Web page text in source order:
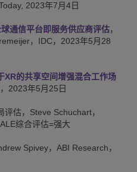
2023年7月4日
通信平台即服务供应商评估，
，IDC，2023年5月28
XR的共享空间增强混合工作场
2023年5月25日
估，Steve Schuchart，
综合评估=强大
Spivey，ABI Research，